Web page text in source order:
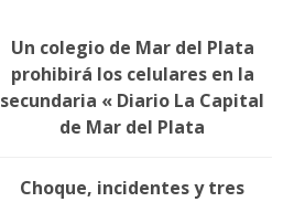
Un colegio de Mar del Plata
prohibirá los celulares en la
secundaria « Diario La Capital
de Mar del Plata
Choque, incidentes y tres